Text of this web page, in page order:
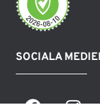
SOCIALA